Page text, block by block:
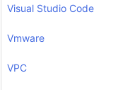
Visual Studio Code
Vmware
VPC